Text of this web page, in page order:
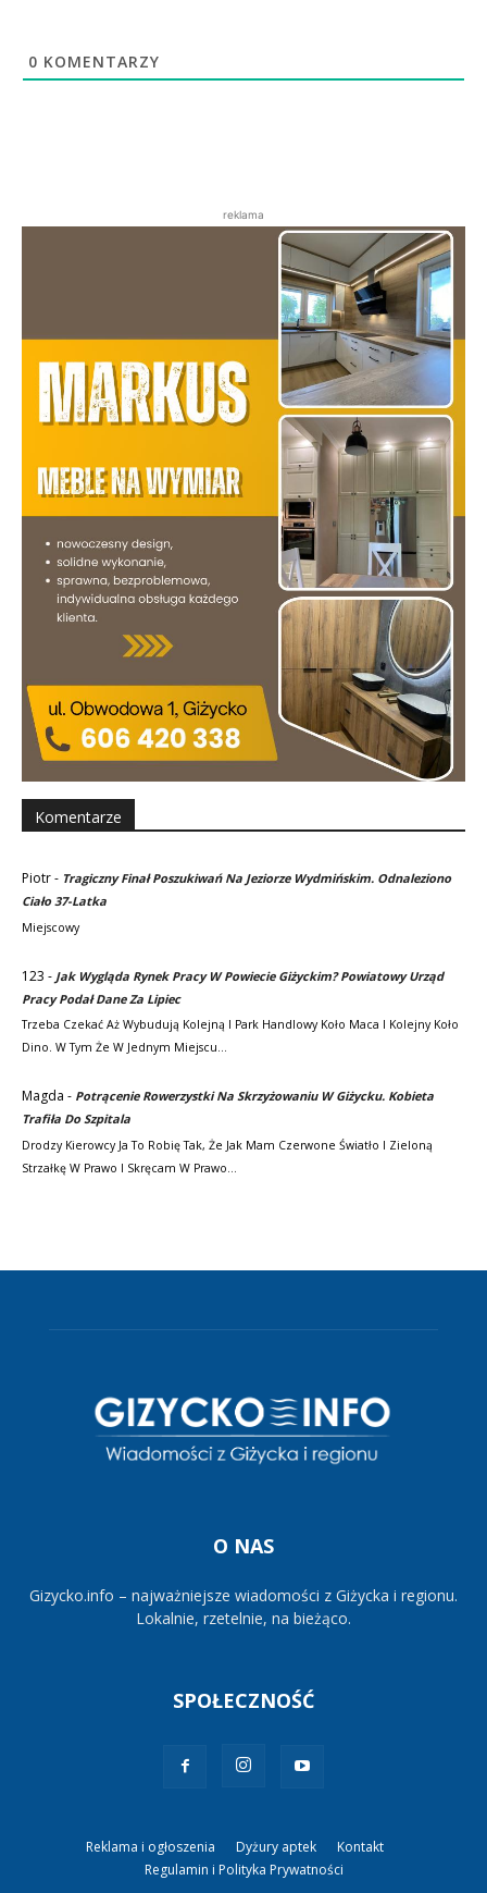
0 KOMENTARZY
reklama
Komentarze
Piotr- Tragiczny Finał Poszukiwań Na Jeziorze Wydmińskim. Odnaleziono
Ciało 37-Latka
Miejscowy
123 - Jak Wygląda Rynek Pracy W Powiecie Giżyckim? Powiatowy Urząd
Pracy Podał Dane Za Lipiec
Trzeba Czekać Aż Wybudują Kolejną I Park Handlowy Koło Maca I Kolejny Koło
Dino. W Tym Że W Jednym Miejscu…
Magda - Potrącenie Rowerzystki Na Skrzyżowaniu W Giżycku. Kobieta
Trafiła Do Szpitala
Drodzy Kierowcy Ja To Robię Tak, Że Jak Mam Czerwone Światło I Zieloną
Strzałkę W Prawo I Skręcam W Prawo…
O NAS
Gizycko.info – najważniejsze wiadomości z Giżycka i regionu.
Lokalnie, rzetelnie, na bieżąco.
SPOŁECZNOŚĆ
Reklama i ogłoszenia Dyżury aptek
Kontakt
Regulamin i Polityka Prywatności